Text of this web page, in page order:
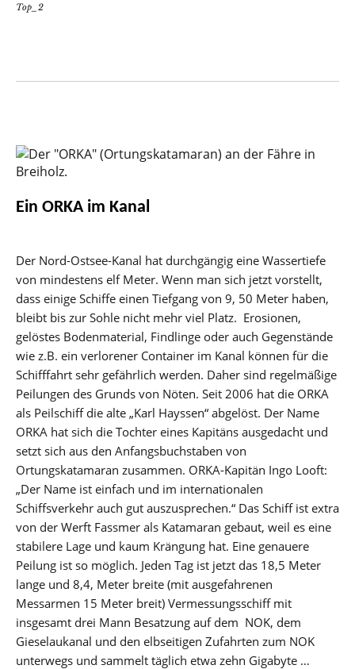
Top_2
Ein ORKA im Kanal
Der Nord-Ostsee-Kanal hat durchgängig eine Wassertiefe
von mindestens elf Meter. Wenn man sich jetzt vorstellt,
dass einige Schiffe einen Tiefgang von 9, 50 Meter haben,
bleibt bis zur Sohle nicht mehr viel Platz. Erosionen,
gelöstes Bodenmaterial, Findlinge oder auch Gegenstände
wie z.B. ein verlorener Container im Kanal können für die
Schifffahrt sehr gefährlich werden. Daher sind regelmäßige
Peilungen des Grunds von Nöten. Seit 2006 hat die ORKA
als Peilschiff die alte „Karl Hayssen“ abgelöst. Der Name
ORKA hat sich die Tochter eines Kapitäns ausgedacht und
setzt sich aus den Anfangsbuchstaben von
Ortungskatamaran zusammen. ORKA-Kapitän Ingo Looft:
„Der Name ist einfach und im internationalen
Schiffsverkehr auch gut auszusprechen.“ Das Schiff ist extra
von der Werft Fassmer als Katamaran gebaut, weil es eine
stabilere Lage und kaum Krängung hat. Eine genauere
Peilung ist so möglich. Jeden Tag ist jetzt das 18,5 Meter
lange und 8,4, Meter breite (mit ausgefahrenen
Messarmen 15 Meter breit) Vermessungsschiff mit
insgesamt drei Mann Besatzung auf dem NOK, dem
Gieselaukanal und den elbseitigen Zufahrten zum NOK
unterwegs und sammelt täglich etwa zehn Gigabyte …